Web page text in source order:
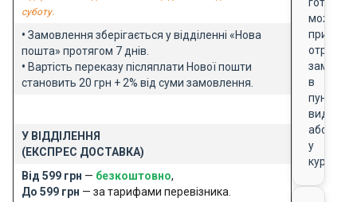
суботу.
• Замовлення зберігається у відділенні «Нова
пошта» протягом 7 днів.
• Вартість переказу післяплати Нової пошти
становить 20 грн + 2% від суми замовлення.
У ВІДДІЛЕННЯ
(ЕКСПРЕС ДОСТАВКА)
Від 599 грн — безкоштовно,
До 599 грн — за тарифами перевізника.
можлива
при
в
пункті
видачі
або
у
кур'єра